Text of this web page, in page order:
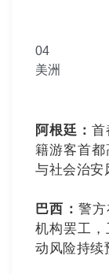
04
美洲
阿根廷： 首
籍游客首
与社会治安
巴西： 警
机构罢工
动风险持续